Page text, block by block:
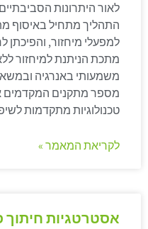
לאור היתרונות
התהליך מתחיל באיסוף
למפעלי מיחזור,
מתכת הניתנת למיחזור
משמעותי באנרגיה
מספר מתקנים המקדמים
טכנולוגיות מתקדמות
לקריאת המאמר »
אסטרטגיות